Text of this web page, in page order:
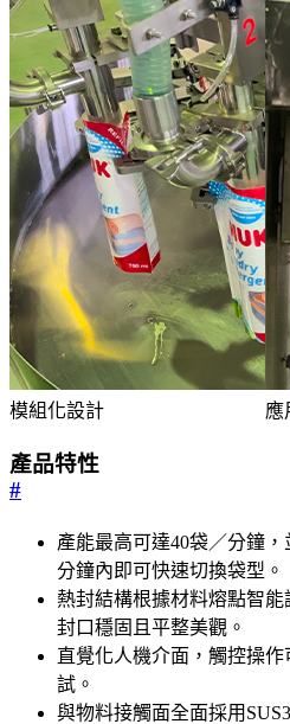
模組化設計 應
產品特性
#
產能最高可達40袋／分鐘
分鐘內即可快速切換袋型。
熱封結構根據材料熔點智
封口穩固且平整美觀。
直覺化人機介面，觸控操
試。
與物料接觸面全面採用